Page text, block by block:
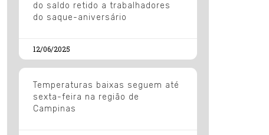
do saldo retido a trabalhadores
do saque-aniversário
12/06/2025
Temperaturas baixas seguem até
sexta-feira na região de
Campinas